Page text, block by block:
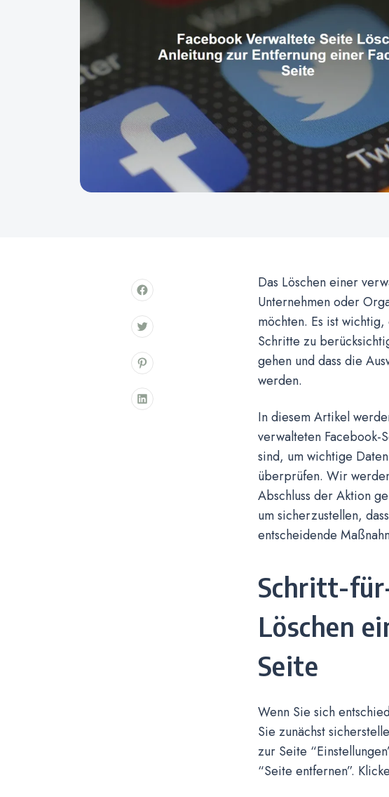
Das Löschen einer
Unternehmen oder
möchten. Es ist
Schritte zu
gehen und dass die
werden.
In diesem Artikel
verwalteten
sind, um wichtige
überprüfen. Wir
Abschluss der Aktion
um sicherzustellen,
entscheidende
Schritt-
Löschen
Seite
Wenn Sie sich
Sie zunächst
zur Seite
“Seite entfernen”.